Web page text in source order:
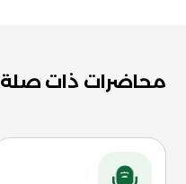
محاضرات ذات صلة